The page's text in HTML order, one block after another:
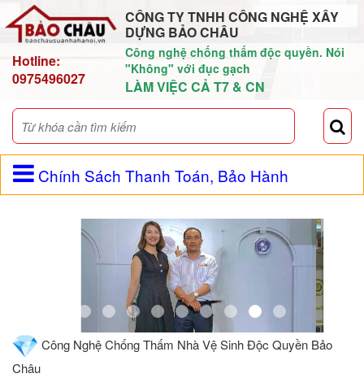
Hotline:
0975496027
CÔNG TY TNHH CÔNG NGHỆ XÂY
DỰNG BẢO CHÂU
Công nghệ chống thấm độc quyền. Nói
"Không" với đục gạch
LÀM VIỆC CẢ T7 & CN
Chính Sách Thanh Toán, Bảo Hành
Công Nghệ Chống Thấm Nhà Vệ Sinh Độc Quyền Bảo
Châu